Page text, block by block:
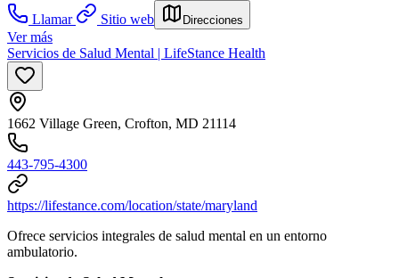
Llamar
Sitio web Direcciones
Ver más
Servicios de Salud Mental | LifeStance Health
1662 Village Green, Crofton, MD 21114
443-795-4300
https://lifestance.com/location/state/maryland
Ofrece servicios integrales de salud mental en un entorno
ambulatorio.